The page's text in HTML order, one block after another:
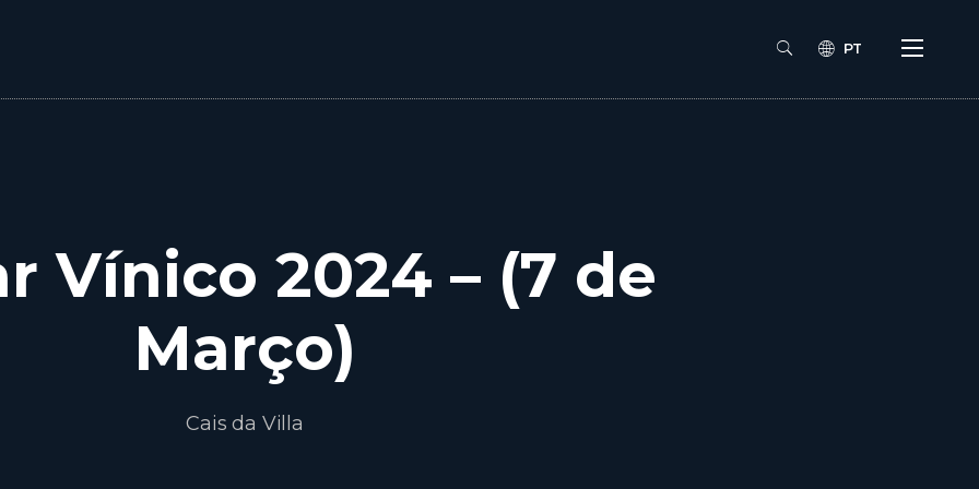
PT
Vínico 2024 – (7 de
Março)
Cais da Villa